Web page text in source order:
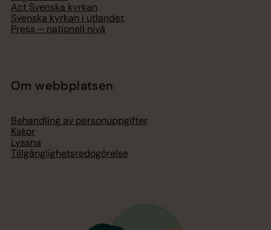
Act Svenska kyrkan
Svenska kyrkan i utlandet
Press – nationell nivå
Om webbplatsen
Behandling av personuppgifter
Kakor
Lyssna
Tillgänglighetsredogörelse